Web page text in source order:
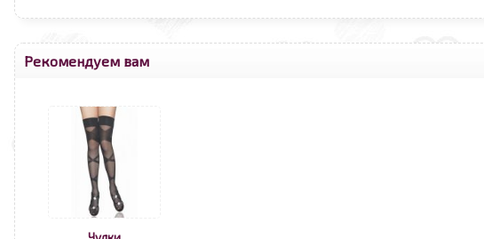
Рекомендуем вам